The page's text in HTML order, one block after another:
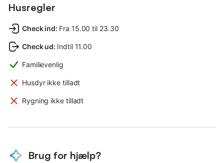
Husregler
Check ind: Fra 15.00 til 23.30
Check ud: Indtil 11.00
Familievenlig
Husdyr ikke tilladt
Rygning ikke tilladt
Brug for hjælp?